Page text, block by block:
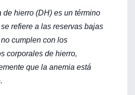
de hierro (DH) es un término
refiere a las reservas bajas
cumplen con los
corporales de hierro,
que la anemia está